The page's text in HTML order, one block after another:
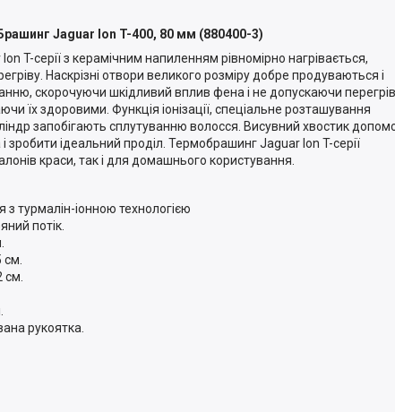
Брашинг Jaguar Ion T-400, 80 мм (880400-3)
T-серії з керамічним напиленням рівномірно нагрівається,
Наскрізні отвори великого розміру добре продуваються і
скорочуючи шкідливий вплив фена і не допускаючи
їх здоровими. Функція іонізації, спеціальне розташування
запобігають сплутуванню волосся. Висувний хвостик
зробити ідеальний проділ. Термобрашинг Jaguar Ion T-серії
краси, так і для домашнього користування.
з турмалін-іонною технологією
потік.
см.
рукоятка.